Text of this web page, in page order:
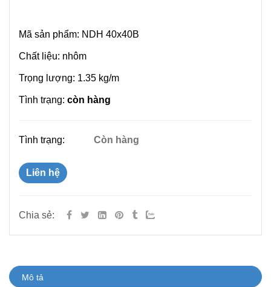
Mã sản phẩm: NDH 40x40B
Chất liệu: nhôm
Trọng lượng: 1.35 kg/m
Tình trạng: còn hàng
Tình trạng: Còn hàng
Liên hệ
Chia sẻ:
Mô tả